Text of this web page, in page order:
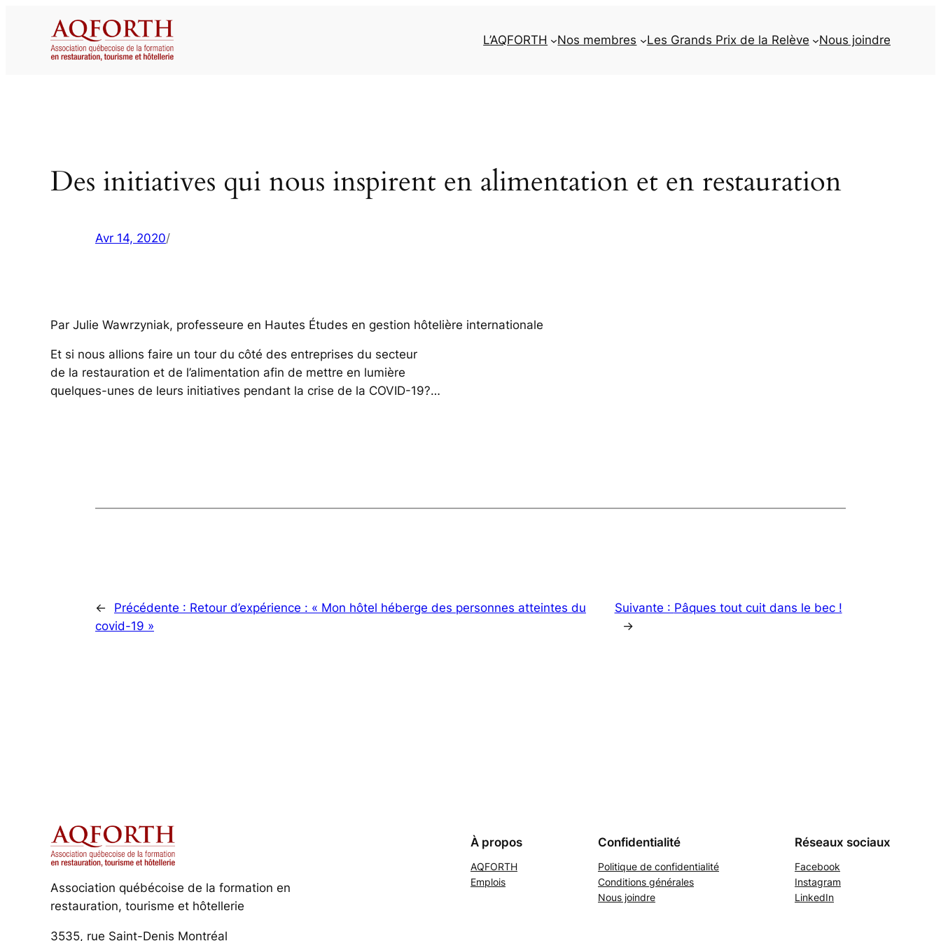
L’AQFORTH Nos membres Les Grands Prix de la Relève Nous joindre
Des initiatives qui nous inspirent en alimentation et en restauration
Avr 14, 2020/
Par Julie Wawrzyniak, professeure en Hautes Études en gestion hôtelière internationale
Et si nous allions faire un tour du côté des entreprises du secteur
de la restauration et de l’alimentation afin de mettre en lumière
quelques-unes de leurs initiatives pendant la crise de la COVID-19?…
← Précédente : Retour d’expérience : « Mon hôtel héberge des personnes atteintes du
covid-19 »
Suivante : Pâques tout cuit dans le bec !
→
Association québécoise de la formation en
restauration, tourisme et hôtellerie
3535, rue Saint-Denis Montréal
À propos
AQFORTH
Emplois
Confidentialité
Politique de confidentialité
Conditions générales
Nous joindre
Réseaux sociaux
Facebook
Instagram
LinkedIn